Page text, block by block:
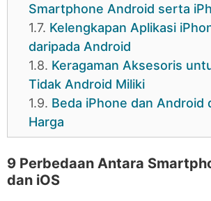
Smartphone Android serta
1.7. Kelengkapan Aplikasi
daripada Android
1.8. Keragaman Aksesoris
Tidak Android Miliki
1.9. Beda iPhone dan Android
Harga
9 Perbedaan Antara
dan iOS